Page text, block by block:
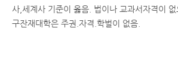
사,세계사 기준이 옳음. 법이나 교과서자격이
구잔재대학은 주권.자격.학벌이 없음.